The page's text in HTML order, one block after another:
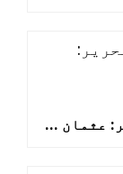
پائی جان تسی بڑے بے وفا او! تحریر: عثمان سہیل